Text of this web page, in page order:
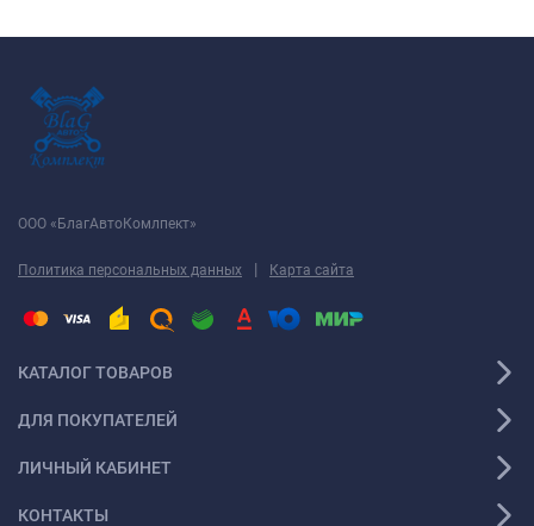
ООО «БлагАвтоКомлпект»
Политика персональных данных | Карта сайта
КАТАЛОГ ТОВАРОВ
ДЛЯ ПОКУПАТЕЛЕЙ
ЛИЧНЫЙ КАБИНЕТ
КОНТАКТЫ